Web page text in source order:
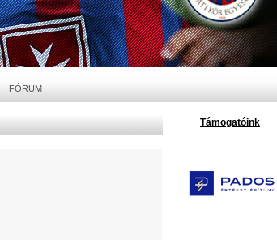
FÓRUM
Támogatóink